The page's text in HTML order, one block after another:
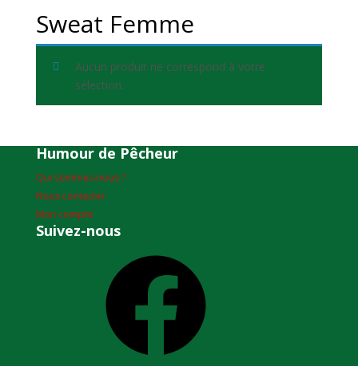
Sweat Femme
Aucun produit ne correspond à votre
sélection.
Humour de Pêcheur
Qui sommes-nous ?
Nous contacter
Mon compte
Suivez-nous